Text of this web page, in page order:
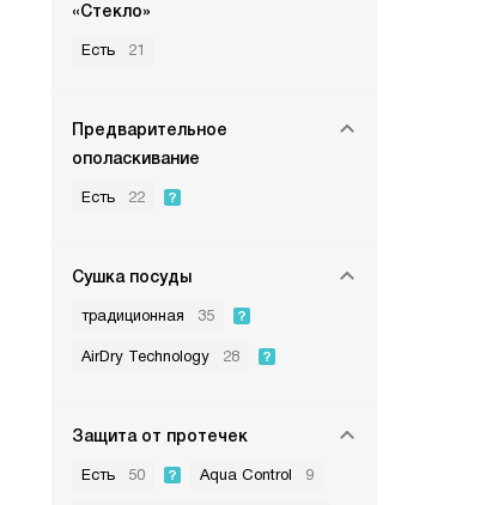
«Стекло»
Есть 21
Предварительное
ополаскивание
Есть 22
Сушка посуды
традиционная 35
AirDry Technology 28
Защита от протечек
Есть 50 Aqua Control 9